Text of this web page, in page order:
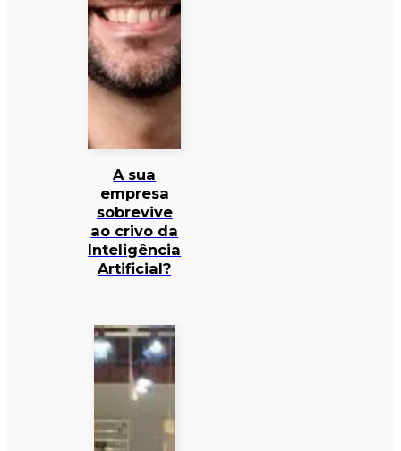
A sua
empresa
sobrevive
ao crivo da
Inteligência
Artificial?